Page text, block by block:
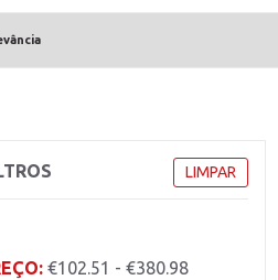
LIMPAR
€102.51 - €380.98